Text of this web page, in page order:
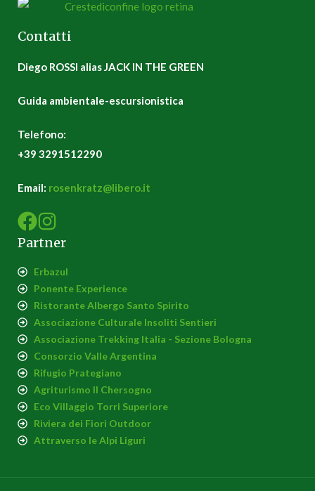
Contatti
Diego ROSSI alias JACK IN THE GREEN
Guida ambientale-escursionistica
Telefono:
+39 3291512290
Email: rosenkratz@libero.it
Partner
Erbazul
Ponente Experience
Ristorante Albergo Santo Spirito
Associazione Culturale Insoliti Sentieri
Associazione Trekking Italia - Sezione Bologna
Consorzio Valle Argentina
Rifugio Prategiano
Agriturismo Il Chersogno
Eco Villaggio Torri Superiore
Riviera dei Fiori Outdoor
Attraverso le Alpi Liguri